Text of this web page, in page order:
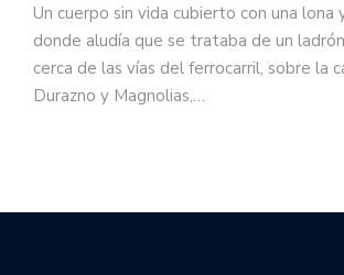
Un cuerpo sin vida cubierto con una lona
donde aludía que se trataba de un
cerca de las vías del ferrocarril, sobre la
Durazno y Magnolias,…